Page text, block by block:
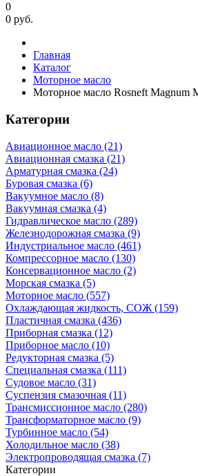
0
0 руб.
Главная
Каталог
Моторное масло
Моторное масло Rosneft Magnum
Категории
Авиационное масло (21)
Авиационная смазка (21)
Арматурная смазка (24)
Буровая смазка (6)
Вакуумное масло (8)
Вакуумная смазка (4)
Гидравлическое масло (289)
Железнодорожная смазка (9)
Индустриальное масло (461)
Компрессорное масло (130)
Консервационное масло (2)
Морская смазка (5)
Моторное масло (557)
Охлаждающая жидкость, СОЖ (159)
Пластичная смазка (436)
Приборная смазка (12)
Приборное масло (10)
Редукторная смазка (5)
Специальная смазка (111)
Судовое масло (31)
Суспензия смазочная (11)
Трансмиссионное масло (280)
Трансформаторное масло (9)
Турбинное масло (54)
Холодильное масло (38)
Электропроводящая смазка (7)
Категории